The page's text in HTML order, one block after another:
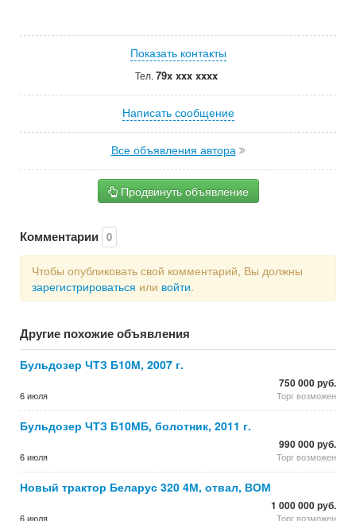
Показать контакты
Тел. 79x xxx xxxx
Написать сообщение
Все объявления автора
Продвинуть объявление
Комментарии 0
Чтобы опубликовать свой комментарий, Вы должны
зарегистрироваться или войти.
Другие похожие объявления
Бульдозер ЧТЗ Б10М, 2007 г.
6 июля
750 000 руб.
Торг возможен
Бульдозер ЧТЗ Б10МБ, болотник, 2011 г.
6 июля
990 000 руб.
Торг возможен
Новый трактор Беларус 320 4М, отвал, ВОМ
6 июля
1 000 000 руб.
Торг возможен